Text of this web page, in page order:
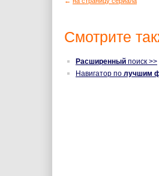
Смотрите
Расширенный поиск >>
Навигатор по лучшим